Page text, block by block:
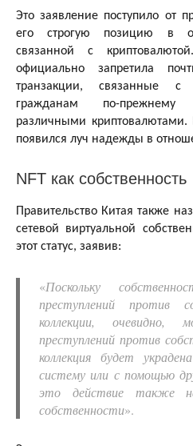
Это заявление поступило от
его строгую позицию в
связанной с
официально запретила
транзакции, связанные с
гражданам по-прежнему
различными криптовалютами.
появился луч надежды в
NFT как собственность
Правительство Китая также
сетевой виртуальной
этот статус, заявив:
«Поскольку
преступлений против
коллекции, очевидно,
преступлений против
коллекция будет
систему или с помощью
это действие также
собственности».